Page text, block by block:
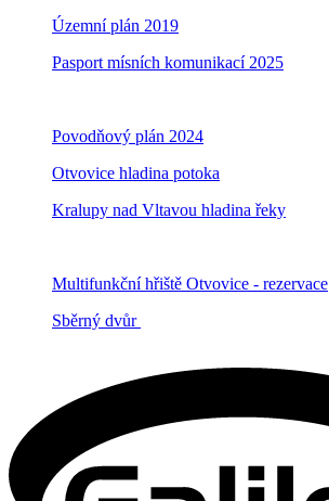
Územní plán 2019
Pasport mísních komunikací 2025
Povodňový plán 2024
Otvovice hladina potoka
Kralupy nad Vltavou hladina řeky
Multifunkční hřiště Otvovice - rezervace
Sběrný dvůr